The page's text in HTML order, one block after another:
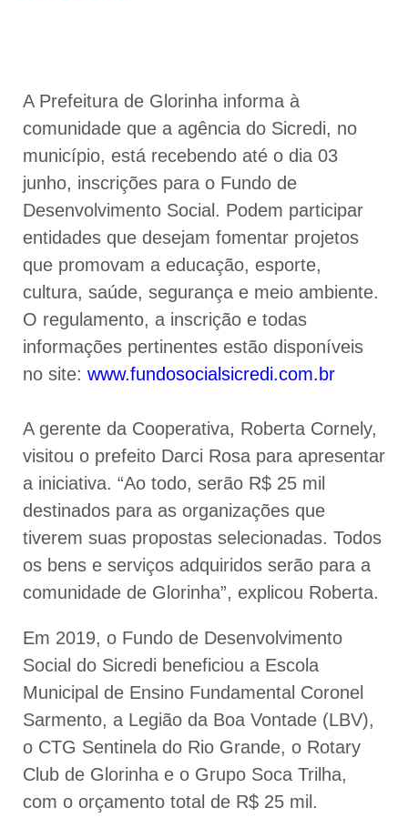
A Prefeitura de Glorinha informa à
comunidade que a agência do Sicredi, no
município, está recebendo até o dia 03
junho, inscrições para o Fundo de
Desenvolvimento Social. Podem participar
entidades que desejam fomentar projetos
que promovam a educação, esporte,
cultura, saúde, segurança e meio ambiente.
O regulamento, a inscrição e todas
informações pertinentes estão disponíveis
no site: www.fundosocialsicredi.com.br
A gerente da Cooperativa, Roberta Cornely,
visitou o prefeito Darci Rosa para apresentar
a iniciativa. “Ao todo, serão R$ 25 mil
destinados para as organizações que
tiverem suas propostas selecionadas. Todos
os bens e serviços adquiridos serão para a
comunidade de Glorinha”, explicou Roberta.
Em 2019, o Fundo de Desenvolvimento
Social do Sicredi beneficiou a Escola
Municipal de Ensino Fundamental Coronel
Sarmento, a Legião da Boa Vontade (LBV),
o CTG Sentinela do Rio Grande, o Rotary
Club de Glorinha e o Grupo Soca Trilha,
com o orçamento total de R$ 25 mil.